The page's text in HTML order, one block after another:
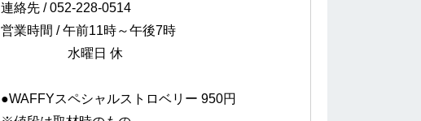
連絡先 / 052-228-0514
営業時間 / 午前11時～午後7時
水曜日 休
●WAFFYスペシャルストロベリー 950円